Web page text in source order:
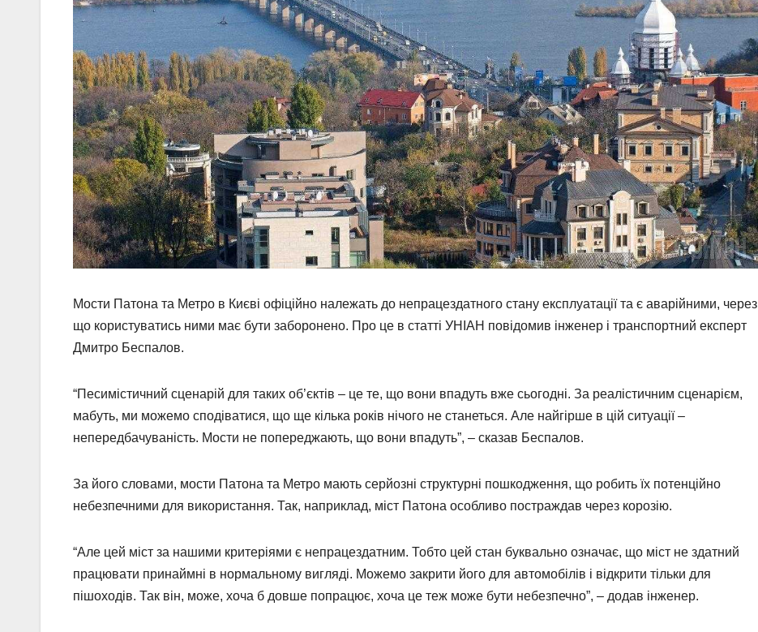
Мости Патона та Метро в Києві офіційно належать до непрацездатного стану експлуатації та є аварійними, через
що користуватись ними має бути заборонено. Про це в статті УНІАН повідомив інженер і транспортний експерт
Дмитро Беспалов.
“Песимістичний сценарій для таких об’єктів – це те, що вони впадуть вже сьогодні. За реалістичним сценарієм,
мабуть, ми можемо сподіватися, що ще кілька років нічого не станеться. Але найгірше в цій ситуації –
непередбачуваність. Мости не попереджають, що вони впадуть”, – сказав Беспалов.
За його словами, мости Патона та Метро мають серйозні структурні пошкодження, що робить їх потенційно
небезпечними для використання. Так, наприклад, міст Патона особливо постраждав через корозію.
“Але цей міст за нашими критеріями є непрацездатним. Тобто цей стан буквально означає, що міст не здатний
працювати принаймні в нормальному вигляді. Можемо закрити його для автомобілів і відкрити тільки для
пішоходів. Так він, може, хоча б довше попрацює, хоча це теж може бути небезпечно”, – додав інженер.